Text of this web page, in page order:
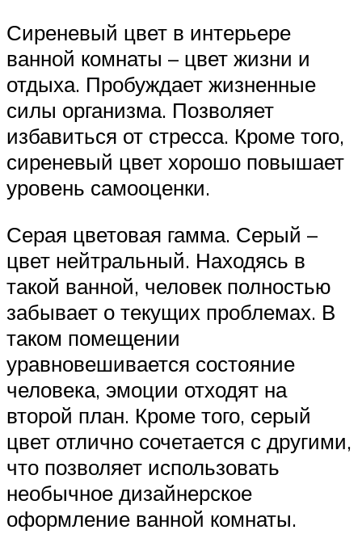
Сиреневый цвет в интерьере
ванной комнаты – цвет жизни и
отдыха. Пробуждает жизненные
силы организма. Позволяет
избавиться от стресса. Кроме того,
сиреневый цвет хорошо повышает
уровень самооценки.
Серая цветовая гамма. Серый –
цвет нейтральный. Находясь в
такой ванной, человек полностью
забывает о текущих проблемах. В
таком помещении
уравновешивается состояние
человека, эмоции отходят на
второй план. Кроме того, серый
цвет отлично сочетается с другими,
что позволяет использовать
необычное дизайнерское
оформление ванной комнаты.